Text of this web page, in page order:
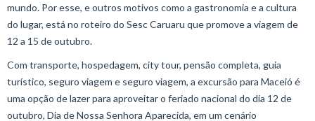
mundo. Por esse, e outros motivos como a gastronomia e a cultura
do lugar, está no roteiro do Sesc Caruaru que promove a viagem de
12 a 15 de outubro.
Com transporte, hospedagem, city tour, pensão completa, guia
turístico, seguro viagem e seguro viagem, a excursão para Maceió é
uma opção de lazer para aproveitar o feriado nacional do dia 12 de
outubro, Dia de Nossa Senhora Aparecida, em um cenário